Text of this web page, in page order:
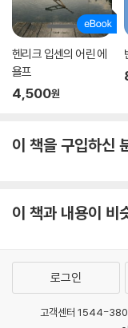
헨리크 입센의 어린 에
욜프
4,500원
이 책을 구입하신
이 책과 내용이 비
로그인
고객센터 1544-